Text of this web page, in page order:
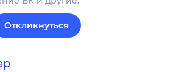
Откликнуться